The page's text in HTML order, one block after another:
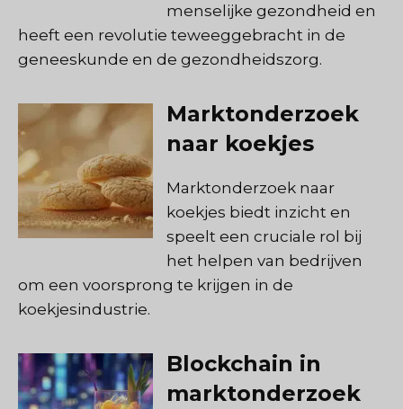
menselijke gezondheid en
heeft een revolutie teweeggebracht in de
geneeskunde en de gezondheidszorg.
Marktonderzoek
naar koekjes
Marktonderzoek naar
koekjes biedt inzicht en
speelt een cruciale rol bij
het helpen van bedrijven
om een voorsprong te krijgen in de
koekjesindustrie.
Blockchain in
marktonderzoek